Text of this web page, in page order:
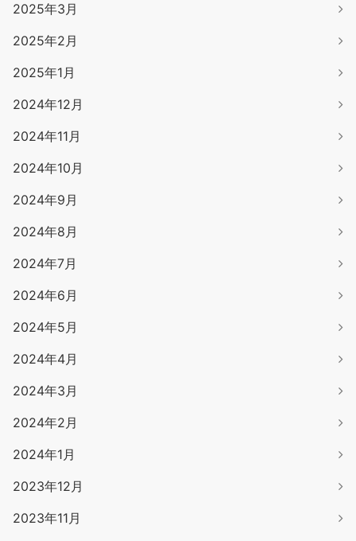
2025年3月
2025年2月
2025年1月
2024年12月
2024年11月
2024年10月
2024年9月
2024年8月
2024年7月
2024年6月
2024年5月
2024年4月
2024年3月
2024年2月
2024年1月
2023年12月
2023年11月